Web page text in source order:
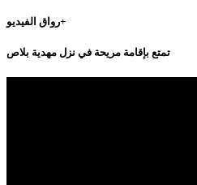
رواق الفيديو+
تمتع بإقامة مريحة في نزل مهدية بلاص